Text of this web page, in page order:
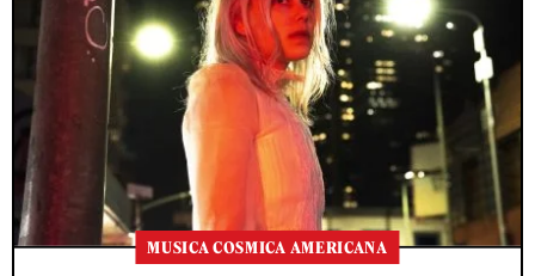
MUSICA COSMICA AMERICANA